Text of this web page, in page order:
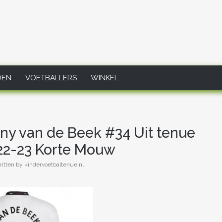
VOETBALLERS WINKEL
van de Beek #34 Uit tenue
23 Korte Mouw
by kindervoetbaltenue.nl